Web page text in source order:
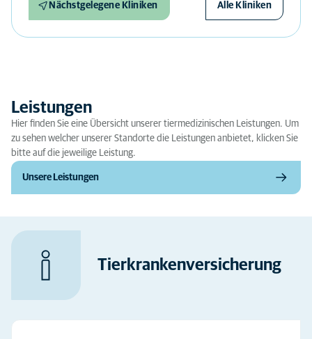
Nächstgelegene Kliniken Alle Kliniken
Leistungen
Hier finden Sie eine Übersicht unserer tiermedizinischen Leistungen. Um
zu sehen welcher unserer Standorte die Leistungen anbietet, klicken Sie
bitte auf die jeweilige Leistung.
Unsere Leistungen
Tierkrankenversicherung